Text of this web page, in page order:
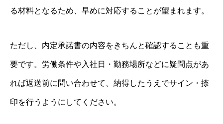
る材料となるため、早めに対応することが望まれます。
ただし、内定承諾書の内容をきちんと確認することも重
要です。労働条件や入社日・勤務場所などに疑問点があ
れば返送前に問い合わせて、納得したうえでサイン・捺
印を行うようにしてください。